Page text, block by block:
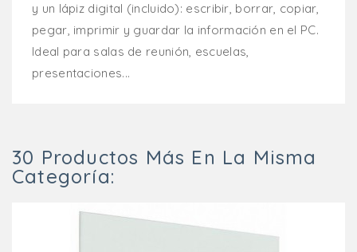
y un lápiz digital (incluido): escribir, borrar, copiar,
pegar, imprimir y guardar la información en el PC.
Ideal para salas de reunión, escuelas,
presentaciones...
30 Productos Más En La Misma
Categoría: